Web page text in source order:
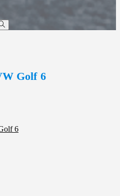
Golf 6
6